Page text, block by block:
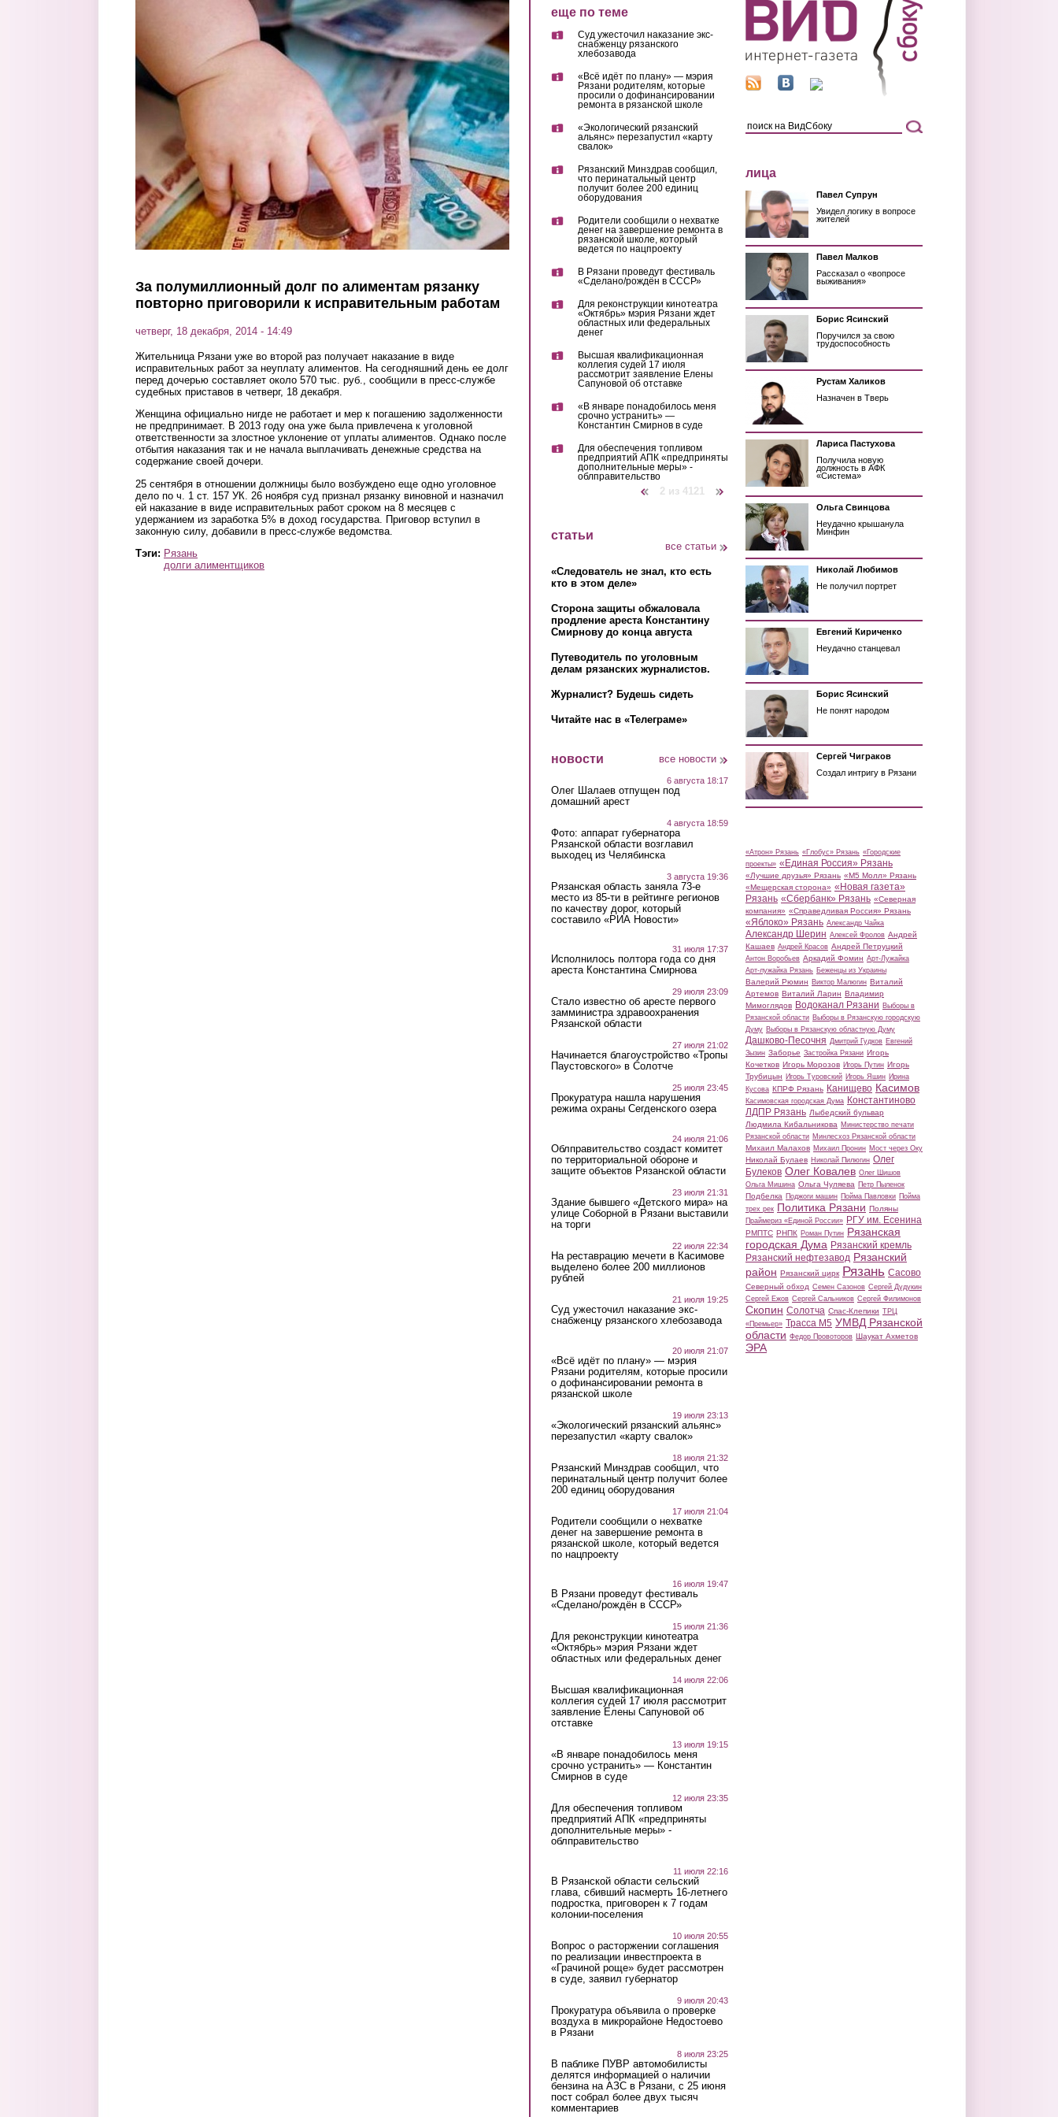
За полумиллионный долг по алиментам рязанку
повторно приговорили к исправительным работам
четверг, 18 декабря, 2014 - 14:49
Жительница Рязани уже во второй раз получает наказание в виде
исправительных работ за неуплату алиментов. На сегодняшний день ее долг
перед дочерью составляет около 570 тыс. руб., сообщили в пресс-службе
судебных приставов в четверг, 18 декабря.
Женщина официально нигде не работает и мер к погашению задолженности
не предпринимает. В 2013 году она уже была привлечена к уголовной
ответственности за злостное уклонение от уплаты алиментов. Однако после
отбытия наказания так и не начала выплачивать денежные средства на
содержание своей дочери.
25 сентября в отношении должницы было возбуждено еще одно уголовное
дело по ч. 1 ст. 157 УК. 26 ноября суд признал рязанку виновной и назначил
ей наказание в виде исправительных работ сроком на 8 месяцев с
удержанием из заработка 5% в доход государства. Приговор вступил в
законную силу, добавили в пресс-службе ведомства.
Тэги: Рязань
долги алиментщиков
еще по теме
Суд ужесточил наказание экс-
снабженцу рязанского
хлебозавода
«Всё идёт по плану» — мэрия
Рязани родителям, которые
просили о дофинансировании
ремонта в рязанской школе
«Экологический рязанский
альянс» перезапустил «карту
свалок»
Рязанский Минздрав сообщил,
что перинатальный центр
получит более 200 единиц
оборудования
Родители сообщили о нехватке
денег на завершение ремонта в
рязанской школе, который
ведется по нацпроекту
В Рязани проведут фестиваль
«Сделано/рождён в СССР»
Для реконструкции кинотеатра
«Октябрь» мэрия Рязани ждет
областных или федеральных
денег
Высшая квалификационная
коллегия судей 17 июля
рассмотрит заявление Елены
Сапуновой об отставке
«В январе понадобилось меня
срочно устранить» —
Константин Смирнов в суде
Для обеспечения топливом
предприятий АПК «предприняты
дополнительные меры» -
облправительство
2 из 4121
статьи
все статьи
«Следователь не знал, кто есть
кто в этом деле»
Сторона защиты обжаловала
продление ареста Константину
Смирнову до конца августа
Путеводитель по уголовным
делам рязанских журналистов.
Журналист? Будешь сидеть
Читайте нас в «Телеграме»
новости все новости
6 августа 18:17
Олег Шалаев отпущен под
домашний арест
4 августа 18:59
Фото: аппарат губернатора
Рязанской области возглавил
выходец из Челябинска
3 августа 19:36
Рязанская область заняла 73-е
место из 85-ти в рейтинге регионов
по качеству дорог, который
составило «РИА Новости»
31 июля 17:37
Исполнилось полтора года со дня
ареста Константина Смирнова
29 июля 23:09
Стало известно об аресте первого
замминистра здравоохранения
Рязанской области
27 июля 21:02
Начинается благоустройство «Тропы
Паустовского» в Солотче
25 июля 23:45
Прокуратура нашла нарушения
режима охраны Сегденского озера
24 июля 21:06
Облправительство создаст комитет
по территориальной обороне и
защите объектов Рязанской области
23 июля 21:31
Здание бывшего «Детского мира» на
улице Соборной в Рязани выставили
на торги
22 июля 22:34
На реставрацию мечети в Касимове
выделено более 200 миллионов
рублей
21 июля 19:25
Суд ужесточил наказание экс-
снабженцу рязанского хлебозавода
20 июля 21:07
«Всё идёт по плану» — мэрия
Рязани родителям, которые просили
о дофинансировании ремонта в
рязанской школе
19 июля 23:13
«Экологический рязанский альянс»
перезапустил «карту свалок»
18 июля 21:32
Рязанский Минздрав сообщил, что
перинатальный центр получит более
200 единиц оборудования
17 июля 21:04
Родители сообщили о нехватке
денег на завершение ремонта в
рязанской школе, который ведется
по нацпроекту
16 июля 19:47
В Рязани проведут фестиваль
«Сделано/рождён в СССР»
15 июля 21:36
Для реконструкции кинотеатра
«Октябрь» мэрия Рязани ждет
областных или федеральных денег
14 июля 22:06
Высшая квалификационная
коллегия судей 17 июля рассмотрит
заявление Елены Сапуновой об
отставке
13 июля 19:15
«В январе понадобилось меня
срочно устранить» — Константин
Смирнов в суде
12 июля 23:35
Для обеспечения топливом
предприятий АПК «предприняты
дополнительные меры» -
облправительство
11 июля 22:16
В Рязанской области сельский
глава, сбивший насмерть 16-летнего
подростка, приговорен к 7 годам
колонии-поселения
10 июля 20:55
Вопрос о расторжении соглашения
по реализации инвестпроекта в
«Грачиной роще» будет рассмотрен
в суде, заявил губернатор
9 июля 20:43
Прокуратура объявила о проверке
воздуха в микрорайоне Недостоево
в Рязани
8 июля 23:25
В паблике ПУВР автомобилисты
делятся информацией о наличии
бензина на АЗС в Рязани, с 25 июня
пост собрал более двух тысяч
комментариев
лица
Павел Супрун
Увидел логику в вопросе
жителей
Павел Малков
Рассказал о «вопросе
выживания»
Борис Ясинский
Поручился за свою
трудоспособность
Рустам Халиков
Назначен в Тверь
Лариса Пастухова
Получила новую
должность в АФК
«Система»
Ольга Свинцова
Неудачно крышанула
Минфин
Николай Любимов
Не получил портрет
Евгений Кириченко
Неудачно станцевал
Борис Ясинский
Не понят народом
Сергей Чиграков
Создал интригу в Рязани
«Атрон» Рязань «Глобус» Рязань «Городские
проекты» «Единая Россия» Рязань
«Лучшие друзья» Рязань «М5 Молл» Рязань
«Мещерская сторона» «Новая газета»
Рязань «Сбербанк» Рязань «Северная
компания» «Справедливая Россия» Рязань
«Яблоко» Рязань Александр Чайка
Александр Шерин Алексей Фролов Андрей
Кашаев Андрей Красов Андрей Петруцкий
Антон Воробьев Аркадий Фомин Арт-Лужайка
Арт-лужайка Рязань Беженцы из Украины
Валерий Рюмин Виктор Малюгин Виталий
Артемов Виталий Ларин Владимир
Мимоглядов Водоканал Рязани Выборы в
Рязанской области Выборы в Рязанскую городскую
Думу Выборы в Рязанскую областную Думу
Дашково-Песочня Дмитрий Гудков Евгений
Зызин Заборье Застройка Рязани Игорь
Кочетков Игорь Морозов Игорь Путин Игорь
Трубицын Игорь Туровский Игорь Яшин Ирина
Кусова КПРФ Рязань Канищево Касимов
Касимовская городская Дума Константиново
ЛДПР Рязань Лыбедский бульвар
Людмила Кибальникова Министерство печати
Рязанской области Минлесхоз Рязанской области
Михаил Малахов Михаил Пронин Мост через Оку
Николай Булаев Николай Пилюгин Олег
Булеков Олег Ковалев Олег Шишов
Ольга Мишина Ольга Чуляева Петр Пыленок
Подбелка Поджоги машин Пойма Павловки Пойма
трех рек Политика Рязани Поляны
Праймериз «Единой России» РГУ им. Есенина
РМПТС РНПК Роман Путин Рязанская
городская Дума Рязанский кремль
Рязанский нефтезавод Рязанский
район Рязанский цирк Рязань Сасово
Северный обход Семен Сазонов Сергей Дудукин
Сергей Ежов Сергей Сальников Сергей Филимонов
Скопин Солотча Спас-Клепики ТРЦ
«Премьер» Трасса М5 УМВД Рязанской
области Федор Провоторов Шаукат Ахметов
ЭРА